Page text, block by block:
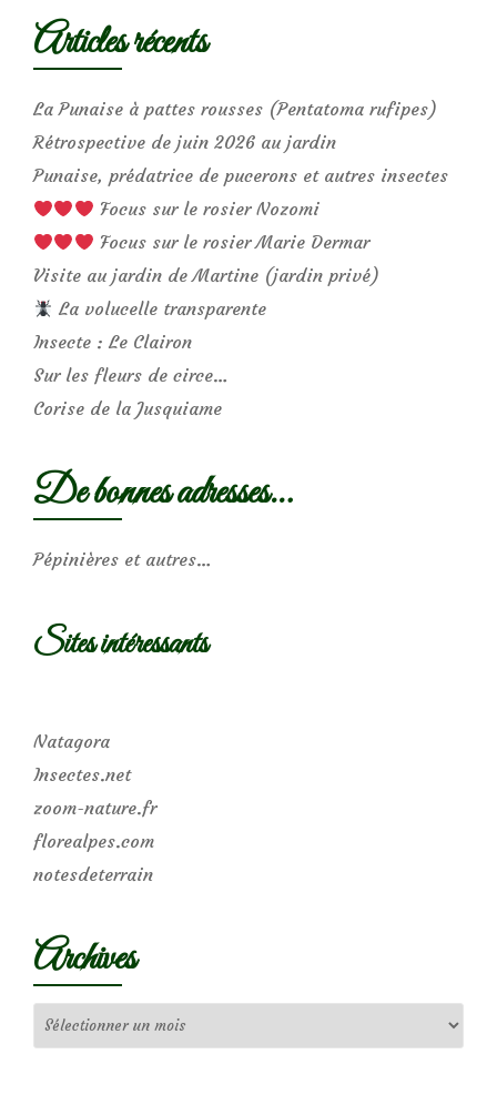
Articles récents
La Punaise à pattes rousses (Pentatoma rufipes)
Rétrospective de juin 2026 au jardin
Punaise, prédatrice de pucerons et autres insectes
Focus sur le rosier Nozomi
Focus sur le rosier Marie Dermar
Visite au jardin de Martine (jardin privé)
La volucelle transparente
Insecte : Le Clairon
Sur les fleurs de circe…
Corise de la Jusquiame
De bonnes adresses…
Pépinières et autres…
Sites intéressants
Natagora
Insectes.net
zoom-nature.fr
florealpes.com
notesdeterrain
Archives